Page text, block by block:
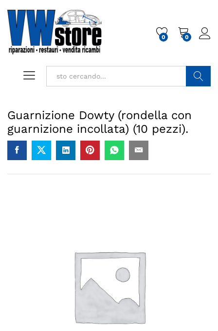
0 0
Guarnizione Dowty (rondella con
guarnizione incollata) (10 pezzi).